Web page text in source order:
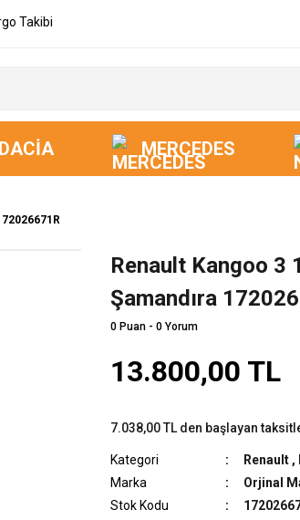
Takibi
DACIA MERCEDES
Renault Kangoo 3
Şamandıra
0 Puan - 0 Yorum
13.800,00 TL
7.038,00 TL den başlayan
Kategori Renault ,
Marka
Orjinal
Stok Kodu